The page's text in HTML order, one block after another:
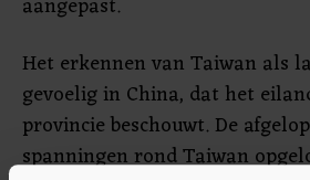
Het erkennen van Taiwan als
gevoelig in China, dat het
provincie beschouwt. De
spanningen rond Taiwan